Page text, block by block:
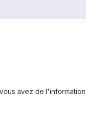
avez de